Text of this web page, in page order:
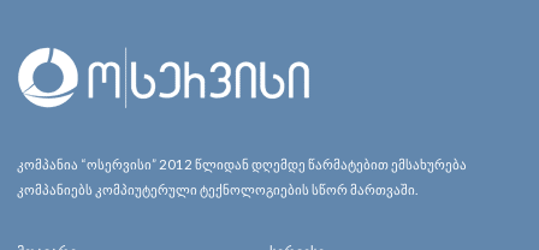
კომპანია “ოსერვისი” 2012 წლიდან დღემდე წარმატებით ემსახურება
კომპანიებს კომპიუტერული ტექნოლოგიების სწორ მართვაში.